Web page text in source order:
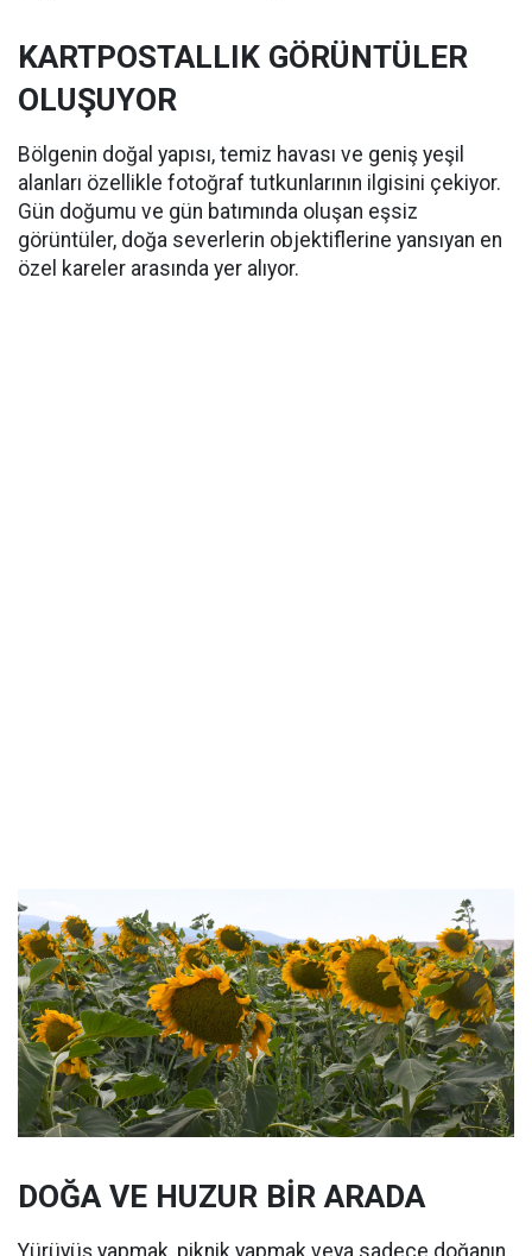
KARTPOSTALLIK GÖRÜNTÜLER
OLUŞUYOR
Bölgenin doğal yapısı, temiz havası ve geniş yeşil
alanları özellikle fotoğraf tutkunlarının ilgisini çekiyor.
Gün doğumu ve gün batımında oluşan eşsiz
görüntüler, doğa severlerin objektiflerine yansıyan en
özel kareler arasında yer alıyor.
DOĞA VE HUZUR BİR ARADA
Yürüyüş yapmak, piknik yapmak veya sadece doğanın